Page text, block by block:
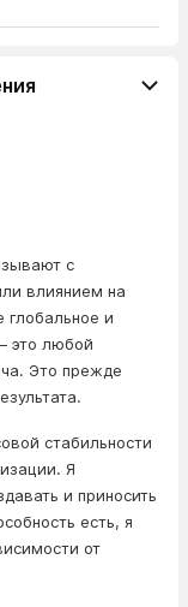
с
влиянием на
глобальное и
это любой
Это прежде
стабильности
Я
и приносить
есть, я
от